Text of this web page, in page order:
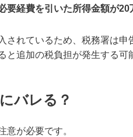
要経費を引いた所得金額が20
されているため、税務署は
と追加の税負担が発生する可
バレる？
意が必要です。